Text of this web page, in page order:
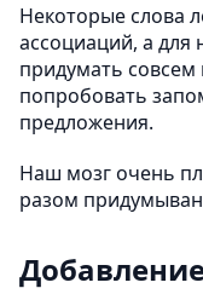
Некоторые слова
ассоциаций, а для
придумать
попробовать
предложения.
Наш мозг очень
разом